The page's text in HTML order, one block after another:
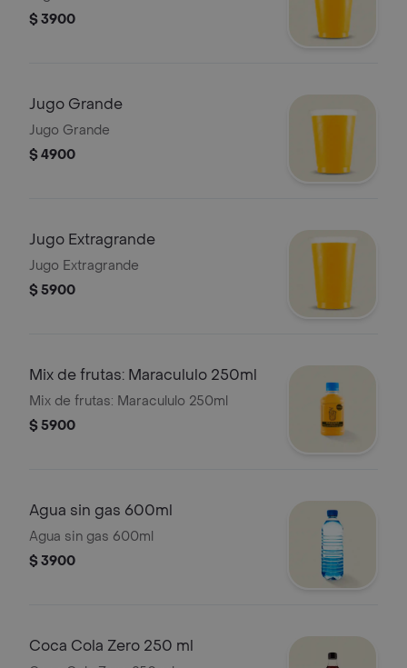
$ 3900
Jugo Grande
Jugo Grande
$ 4900
Jugo Extragrande
Jugo Extragrande
$ 5900
Mix de frutas: Maracululo 250ml
Mix de frutas: Maracululo 250ml
$ 5900
Agua sin gas 600ml
Agua sin gas 600ml
$ 3900
Coca Cola Zero 250 ml